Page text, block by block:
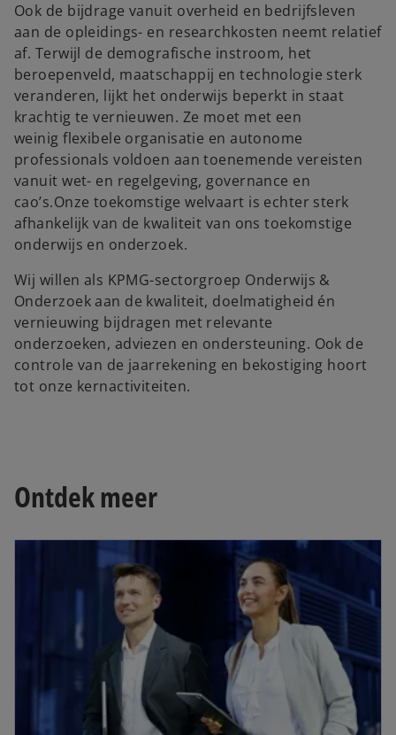
Ook de bijdrage vanuit overheid en bedrijfsleven
aan de opleidings- en researchkosten neemt relatief
af. Terwijl de demografische instroom, het
beroepenveld, maatschappij en technologie sterk
veranderen, lijkt het onderwijs beperkt in staat
krachtig te vernieuwen. Ze moet met een
weinig flexibele organisatie en autonome
professionals voldoen aan toenemende vereisten
vanuit wet- en regelgeving, governance­ en
cao’s.Onze toekomstige welvaart is echter sterk
afhankelijk van de kwaliteit van ons toekomstige
onderwijs en onderzoek.
Wij willen als KPMG-sectorgroep Onderwijs &
Onderzoek aan de kwaliteit, doelmatigheid én
vernieuwing bijdragen met relevante
onderzoeken, adviezen en ondersteuning. Ook de
controle van de jaarrekening en bekostiging hoort
tot onze kernactiviteiten.
Ontdek meer